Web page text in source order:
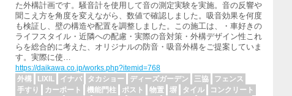
た外構計画です。騒音計を使用して音の測定実験を実施。音の反響や
聞こえ方を角度を変えながら、数値で確認しました。吸音効果を何度
も検証し、壁の構造や配置を調整しました。この施工は、・車好きの
ライフスタイル・近隣への配慮・実際の音対策・外構デザイン性これ
らを総合的に考えた、オリジナルの防音・吸音外構をご提案していま
す。実際に使…
https://daikawa.co.jp/works.php?itemid=768
外構
LIXIL イナバ タカショー ディーズガーデン 三協
フェンス
手すり
カーポート 機能門柱 ポスト 物置 塀 タイル
コンクリート